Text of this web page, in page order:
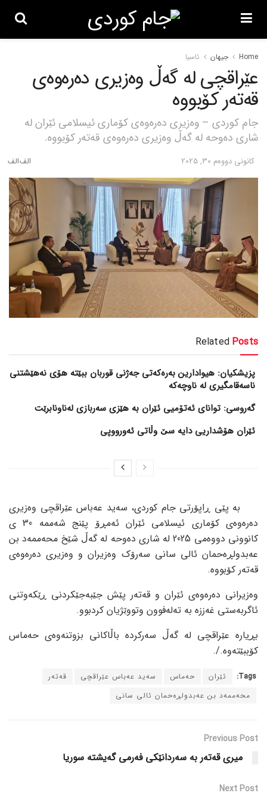
Home جیهان ئاسیا
عێراقچی لە گەڵ وەزیری دەرەوەی
قەتەر کۆبووە
جام کوردی – وەزیری دەرەوەی کۆماری ئیسلامی ئێران لە
شاری دەوحە لە گەڵ وەزیری دەرەوەی قەتەر کۆبووە.
كانونی دووه‌م 30, 2025
Related Posts
پزیشکیان: هیوادارین بەرەکەتی جەژنی قوربان ببێتە هۆی نەهێشتنی
ناسەقامگیری لە ناوچەکە
گەروسی: توانای ئەتۆمیی ئێران بە هێزی سەربازی لەناونابرێت
ئێران هۆشداریی دایە سێ وڵاتی ئەورووپی
بە پێی ڕاپۆرتی جام کوردی، سەید عەباس عێراقچی وەزیری
دەرەوەی کۆماری ئیسلامی ئێران ئەمڕۆ پێنج شەممە 30 ی
کانوونی دووەمی 2025 لە شاری دەوحە لە گەڵ شێخ محەممەد بن
عەبدولڕەحمان ئالی سانی سەرۆک وەزیران و وەزیری دەرەوەی
قەتەر کۆبووە.
وەزیرانی دەرەوەی ئێران و قەتەر پێش جێبەجێکردنی ڕێکەوتنی
ئاگربەستی غەززە بە تەلەفوون وتووێژیان کردبوو.
بڕیارە عێراقچی لە گەڵ سەرکردە باڵاکانی بزوتنەوەی حەماس
کۆببێتەوە./.
Tags: ئێران حەماس سەید عەباس عێراقچی
قەتەر
محەممەد بن عەبدولڕەحمان ئالی سانی
Previous Post
میری قەتەر بە سەردانێکی فەرمی گەیشتە سوریا
Next Post